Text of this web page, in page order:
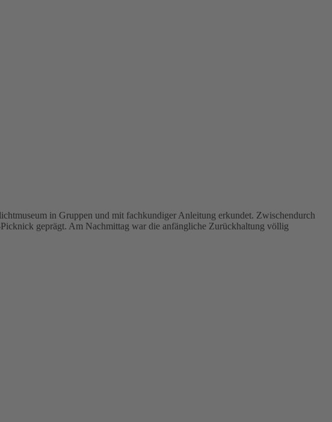
in Gruppen und mit fachkundiger Anleitung erkundet. Zwischendurch
geprägt. Am Nachmittag war die anfängliche Zurückhaltung völlig